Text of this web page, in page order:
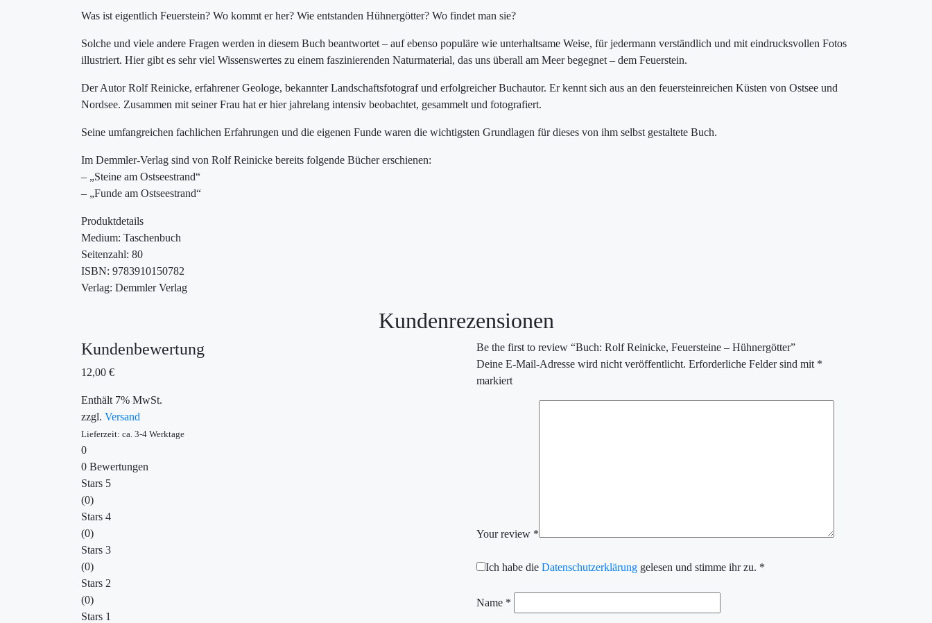
Was ist eigentlich Feuerstein? Wo kommt er her? Wie entstanden Hühnergötter? Wo findet man sie?
Solche und viele andere Fragen werden in diesem Buch beantwortet – auf ebenso populäre wie unterhaltsame Weise, für jedermann verständlich und mit eindrucksvollen Fotos
illustriert. Hier gibt es sehr viel Wissenswertes zu einem faszinierenden Naturmaterial, das uns überall am Meer begegnet – dem Feuerstein.
Der Autor Rolf Reinicke, erfahrener Geologe, bekannter Landschaftsfotograf und erfolgreicher Buchautor. Er kennt sich aus an den feuersteinreichen Küsten von Ostsee und
Nordsee. Zusammen mit seiner Frau hat er hier jahrelang intensiv beobachtet, gesammelt und fotografiert.
Seine umfangreichen fachlichen Erfahrungen und die eigenen Funde waren die wichtigsten Grundlagen für dieses von ihm selbst gestaltete Buch.
Im Demmler-Verlag sind von Rolf Reinicke bereits folgende Bücher erschienen:
– „Steine am Ostseestrand“
– „Funde am Ostseestrand“
Produktdetails
Medium: Taschenbuch
Seitenzahl: 80
ISBN: 9783910150782
Verlag: Demmler Verlag
Kundenrezensionen
Kundenbewertung
12,00 €
Enthält 7% MwSt.
zzgl. Versand
Lieferzeit: ca. 3-4 Werktage
0
0 Bewertungen
Stars 5
(0)
Stars 4
(0)
Stars 3
(0)
Stars 2
(0)
Stars 1
Be the first to review “Buch: Rolf Reinicke, Feuersteine – Hühnergötter”
Deine E-Mail-Adresse wird nicht veröffentlicht. Erforderliche Felder sind mit *
markiert
Your review *
Ich habe die Datenschutzerklärung gelesen und stimme ihr zu. *
Name *